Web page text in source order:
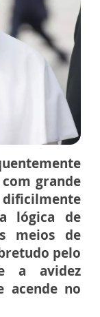
grande
lógica de
meios de
pelo
a avidez
acende no